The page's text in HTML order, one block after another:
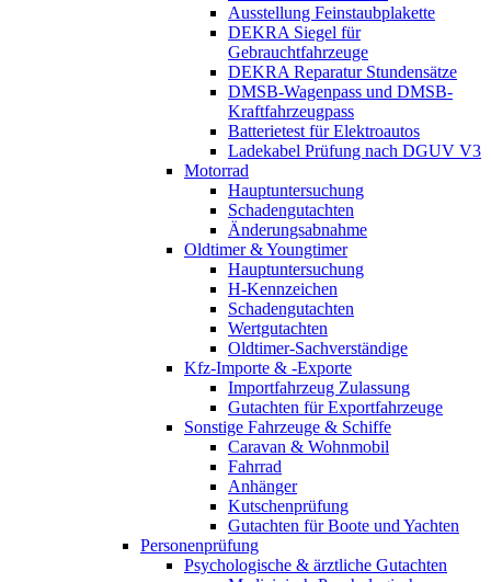
Ausstellung Feinstaubplakette
DEKRA Siegel für
Gebrauchtfahrzeuge
DEKRA Reparatur Stundensätze
DMSB-Wagenpass und DMSB-
Kraftfahrzeugpass
Batterietest für Elektroautos
Ladekabel Prüfung nach DGUV V3
Motorrad
Hauptuntersuchung
Schadengutachten
Änderungsabnahme
Oldtimer & Youngtimer
Hauptuntersuchung
H-Kennzeichen
Schadengutachten
Wertgutachten
Oldtimer-Sachverständige
Kfz-Importe & -Exporte
Importfahrzeug Zulassung
Gutachten für Exportfahrzeuge
Sonstige Fahrzeuge & Schiffe
Caravan & Wohnmobil
Fahrrad
Anhänger
Kutschenprüfung
Gutachten für Boote und Yachten
Personenprüfung
Psychologische & ärztliche Gutachten